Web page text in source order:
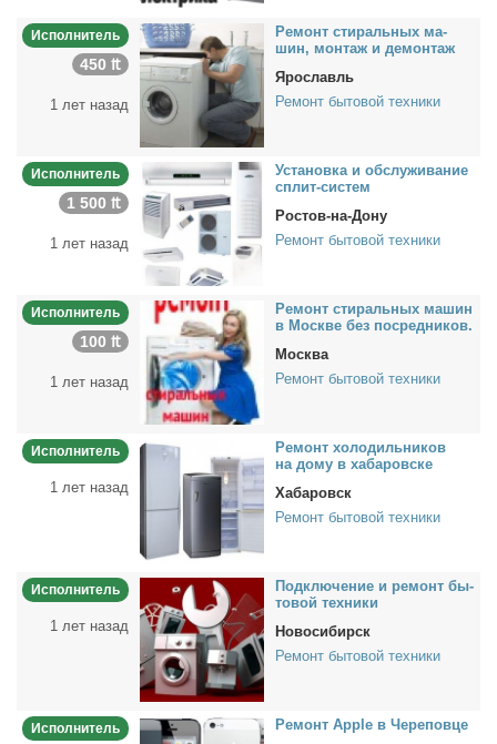
Исполнитель
450 ₶
1 лет назад
Ре­монт сти­раль­ных ма­
шин, мон­таж и де­мон­таж
Ярославль
Ремонт бытовой техники
Исполнитель
1 500 ₶
1 лет назад
Уста­нов­ка и об­слу­жи­ва­ние
сплит-си­стем
Ростов-на-Дону
Ремонт бытовой техники
Исполнитель
100 ₶
1 лет назад
Ре­монт сти­раль­ных ма­шин
в Москве без по­сред­ни­ков.
Москва
Ремонт бытовой техники
Исполнитель
1 лет назад
Ре­монт хо­ло­диль­ни­ков
на до­му в ха­ба­ров­ске
Хабаровск
Ремонт бытовой техники
Исполнитель
1 лет назад
Под­клю­че­ние и ре­монт бы­
то­вой тех­ни­ки
Новосибирск
Ремонт бытовой техники
Исполнитель
Ре­монт Apple в Че­ре­пов­це